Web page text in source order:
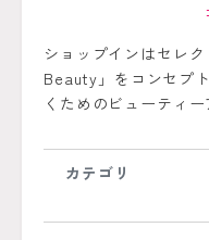
ショップインはセレ
Beauty」をコンセプ
くためのビューティ
カテゴリ